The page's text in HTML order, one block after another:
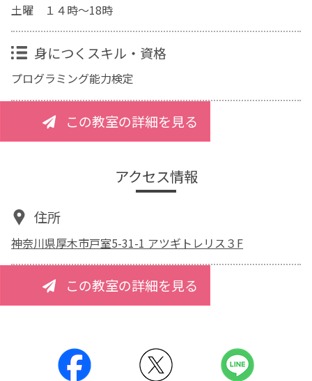
土曜 １４時～18時
身につくスキル・資格
プログラミング能力検定
この教室の詳細を見る
アクセス情報
住所
神奈川県厚木市戸室5-31-1 アツギトレリス３F
この教室の詳細を見る